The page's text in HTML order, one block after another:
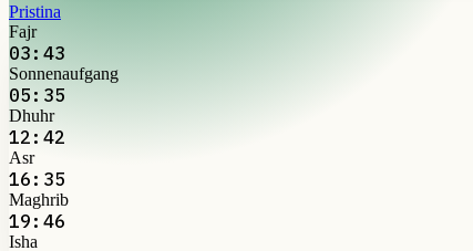
Pristina
Fajr
03:43
Sonnenaufgang
05:35
Dhuhr
12:42
Asr
16:35
Maghrib
19:46
Isha